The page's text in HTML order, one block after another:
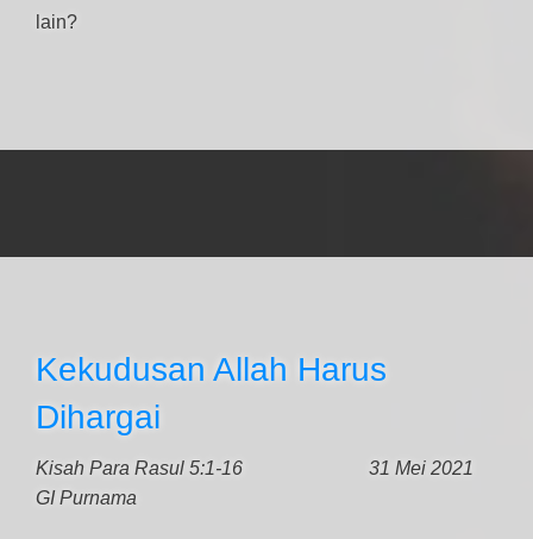
lain?
Kekudusan Allah Harus
Dihargai
Kisah Para Rasul 5:1-16
31 Mei 2021
GI Purnama